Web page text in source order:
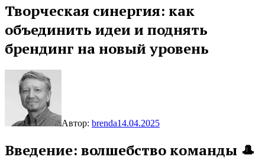
Творческая синергия: как
объединить идеи и поднять
брендинг на новый уровень
Автор: brenda14.04.2025
Введение: волшебство команды 🎩